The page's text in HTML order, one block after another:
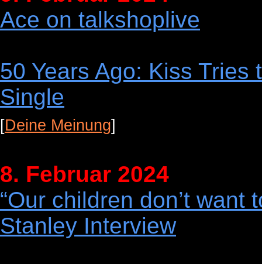
Ace on talkshoplive
50 Years Ago: Kiss
Single
[Deine Meinung]
8. Februar 2024
“Our children don’t want
Stanley Interview